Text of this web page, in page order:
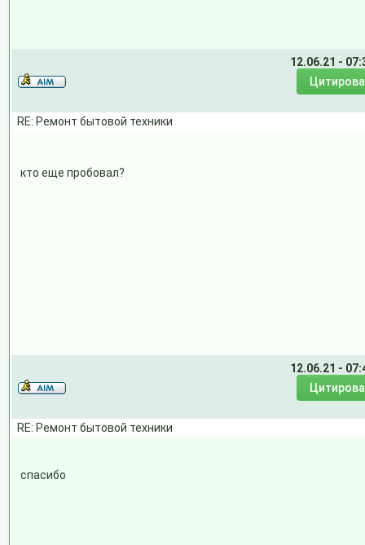
12.06.21 -
RE: Ремонт бытовой техники
кто еще пробовал?
12.06.21 -
RE: Ремонт бытовой техники
спасибо